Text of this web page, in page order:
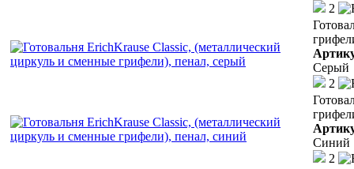
2
Серый
2
Синий
2